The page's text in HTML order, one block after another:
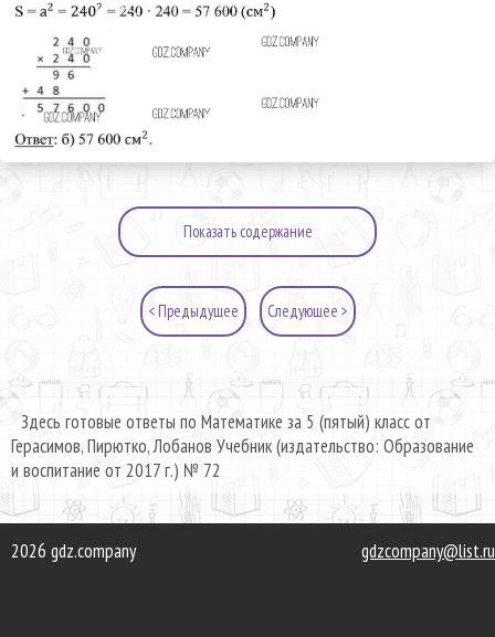
Показать содержание
< Предыдущее Следующее >
Здесь готовые ответы по Математике за 5 (пятый) класс от
Герасимов, Пирютко, Лобанов Учебник (издательство: Образование
и воспитание от 2017 г.) № 72
2026 gdz.company gdzcompany@list.ru